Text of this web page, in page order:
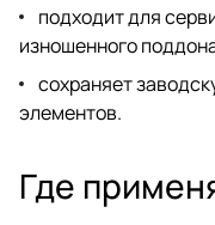
подходит для
изношенного
сохраняет
элементов.
Где